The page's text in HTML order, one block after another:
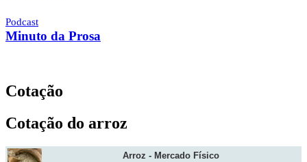
Podcast
Minuto da Prosa
Cotação
Cotação do arroz
Arroz - Mercado Físico